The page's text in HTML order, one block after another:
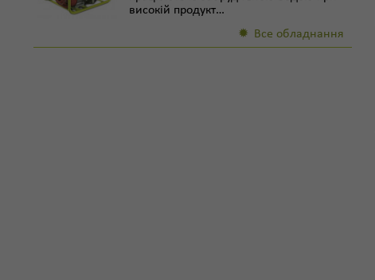
високій продукт…
Все обладнання